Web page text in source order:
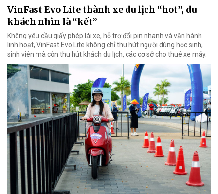
VinFast Evo Lite thành xe du lịch “hot”, du
khách nhìn là “kết”
Không yêu cầu giấy phép lái xe, hỗ trợ đổi pin nhanh và vận hành
linh hoạt, VinFast Evo Lite không chỉ thu hút người dùng học sinh,
sinh viên mà còn thu hút khách du lịch, các cơ sở cho thuê xe máy.